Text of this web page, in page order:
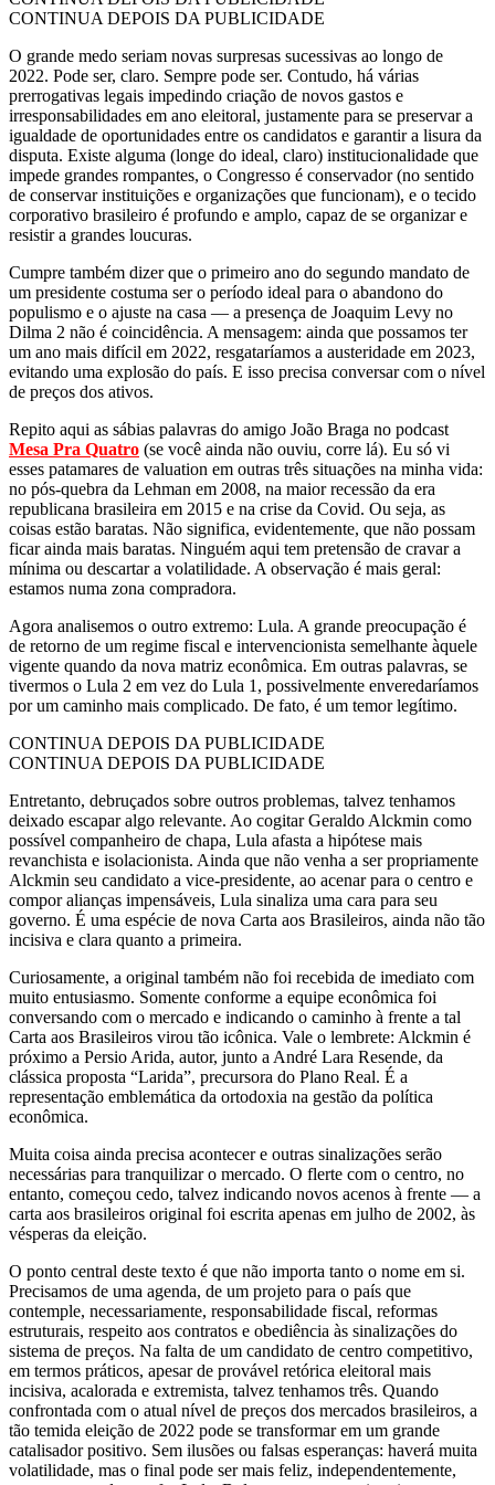
CONTINUA DEPOIS DA PUBLICIDADE
O grande medo seriam novas surpresas sucessivas ao longo de
2022. Pode ser, claro. Sempre pode ser. Contudo, há várias
prerrogativas legais impedindo criação de novos gastos e
irresponsabilidades em ano eleitoral, justamente para se preservar a
igualdade de oportunidades entre os candidatos e garantir a lisura da
disputa. Existe alguma (longe do ideal, claro) institucionalidade que
impede grandes rompantes, o Congresso é conservador (no sentido
de conservar instituições e organizações que funcionam), e o tecido
corporativo brasileiro é profundo e amplo, capaz de se organizar e
resistir a grandes loucuras.
Cumpre também dizer que o primeiro ano do segundo mandato de
um presidente costuma ser o período ideal para o abandono do
populismo e o ajuste na casa — a presença de Joaquim Levy no
Dilma 2 não é coincidência. A mensagem: ainda que possamos ter
um ano mais difícil em 2022, resgataríamos a austeridade em 2023,
evitando uma explosão do país. E isso precisa conversar com o nível
de preços dos ativos.
Repito aqui as sábias palavras do amigo João Braga no podcast
Mesa Pra Quatro (se você ainda não ouviu, corre lá). Eu só vi
esses patamares de valuation em outras três situações na minha vida:
no pós-quebra da Lehman em 2008, na maior recessão da era
republicana brasileira em 2015 e na crise da Covid. Ou seja, as
coisas estão baratas. Não significa, evidentemente, que não possam
ficar ainda mais baratas. Ninguém aqui tem pretensão de cravar a
mínima ou descartar a volatilidade. A observação é mais geral:
estamos numa zona compradora.
Agora analisemos o outro extremo: Lula. A grande preocupação é
de retorno de um regime fiscal e intervencionista semelhante àquele
vigente quando da nova matriz econômica. Em outras palavras, se
tivermos o Lula 2 em vez do Lula 1, possivelmente enveredaríamos
por um caminho mais complicado. De fato, é um temor legítimo.
CONTINUA DEPOIS DA PUBLICIDADE
CONTINUA DEPOIS DA PUBLICIDADE
Entretanto, debruçados sobre outros problemas, talvez tenhamos
deixado escapar algo relevante. Ao cogitar Geraldo Alckmin como
possível companheiro de chapa, Lula afasta a hipótese mais
revanchista e isolacionista. Ainda que não venha a ser propriamente
Alckmin seu candidato a vice-presidente, ao acenar para o centro e
compor alianças impensáveis, Lula sinaliza uma cara para seu
governo. É uma espécie de nova Carta aos Brasileiros, ainda não tão
incisiva e clara quanto a primeira.
Curiosamente, a original também não foi recebida de imediato com
muito entusiasmo. Somente conforme a equipe econômica foi
conversando com o mercado e indicando o caminho à frente a tal
Carta aos Brasileiros virou tão icônica. Vale o lembrete: Alckmin é
próximo a Persio Arida, autor, junto a André Lara Resende, da
clássica proposta “Larida”, precursora do Plano Real. É a
representação emblemática da ortodoxia na gestão da política
econômica.
Muita coisa ainda precisa acontecer e outras sinalizações serão
necessárias para tranquilizar o mercado. O flerte com o centro, no
entanto, começou cedo, talvez indicando novos acenos à frente — a
carta aos brasileiros original foi escrita apenas em julho de 2002, às
vésperas da eleição.
O ponto central deste texto é que não importa tanto o nome em si.
Precisamos de uma agenda, de um projeto para o país que
contemple, necessariamente, responsabilidade fiscal, reformas
estruturais, respeito aos contratos e obediência às sinalizações do
sistema de preços. Na falta de um candidato de centro competitivo,
em termos práticos, apesar de provável retórica eleitoral mais
incisiva, acalorada e extremista, talvez tenhamos três. Quando
confrontada com o atual nível de preços dos mercados brasileiros, a
tão temida eleição de 2022 pode se transformar em um grande
catalisador positivo. Sem ilusões ou falsas esperanças: haverá muita
volatilidade, mas o final pode ser mais feliz, independentemente,